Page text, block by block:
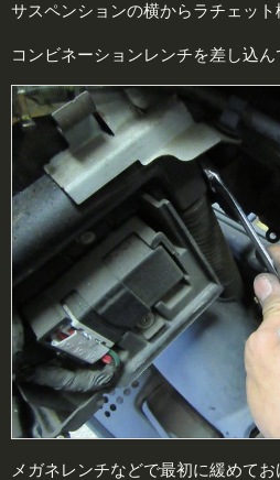
サスペンションの横からラチェッ
コンビネーションレンチを差し込ん
メガネレンチなどで最初に緩めてお